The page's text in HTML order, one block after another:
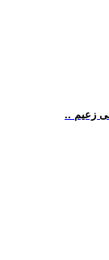
زعيم